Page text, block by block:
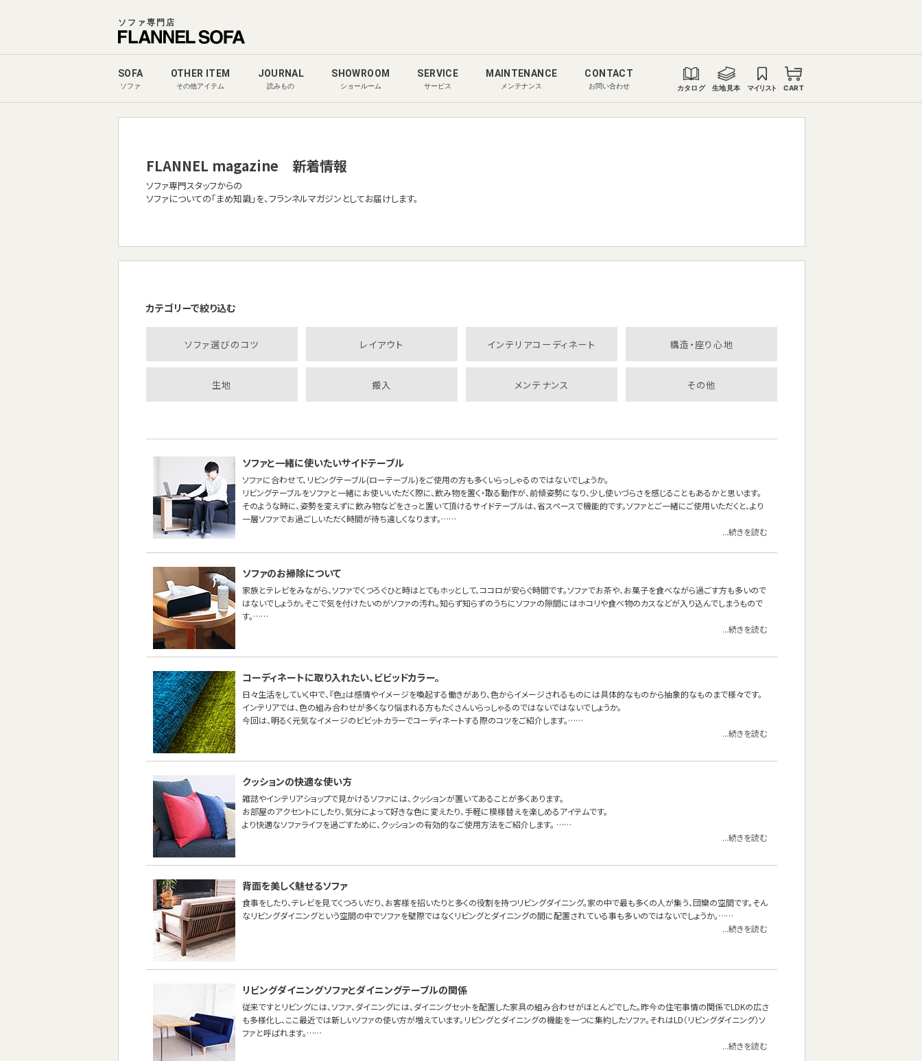
ソファ専門店
SOFA
ソファ
OTHER ITEM
その他アイテム
JOURNAL
読みもの
SHOWROOM
ショールーム
SERVICE
サービス
MAINTENANCE
メンテナンス
CONTACT
お問い合わせ カタログ 生地見本 マイリスト CART
FLANNEL magazine 新着情報
ソファ専門スタッフからの
ソファについての「まめ知識」を、フランネルマガジンとしてお届けします。
カテゴリーで絞り込む
ソファ選びのコツ レイアウト インテリアコーディネート 構造・座り心地
生地 搬入 メンテナンス その他
ソファと一緒に使いたいサイドテーブル
ソファに合わせて、リビングテーブル(ローテーブル)をご使用の方も多くいらっしゃるのではないでしょうか。
リビングテーブルをソファと一緒にお使いいただく際に、飲み物を置く・取る動作が、前傾姿勢になり、少し使いづらさを感じることもあるかと思います。
そのような時に、姿勢を変えずに飲み物などをさっと置いて頂けるサイドテーブルは、省スペースで機能的です。ソファとご一緒にご使用いただくと、より
一層ソファでお過ごしいただく時間が待ち遠しくなります。……
...続きを読む
ソファのお掃除について
家族とテレビをみながら、ソファでくつろぐひと時はとてもホッとして、ココロが安らぐ時間です。ソファでお茶や、お菓子を食べながら過ごす方も多いので
はないでしょうか。そこで気を付けたいのがソファの汚れ。知らず知らずのうちにソファの隙間にはホコリや食べ物のカスなどが入り込んでしまうもので
す。……
...続きを読む
コーディネートに取り入れたい、ビビッドカラー。
日々生活をしていく中で、『色』は感情やイメージを喚起する働きがあり、色からイメージされるものには具体的なものから抽象的なものまで様々です。
インテリアでは、色の組み合わせが多くなり悩まれる方もたくさんいらっしゃるのではないではないでしょうか。
今回は、明るく元気なイメージのビビットカラーでコーディネートする際のコツをご紹介します。……
...続きを読む
クッションの快適な使い方
雑誌やインテリアショップで見かけるソファには、クッションが置いてあることが多くあります。
お部屋のアクセントにしたり、気分によって好きな色に変えたり、手軽に模様替えを楽しめるアイテムです。
より快適なソファライフを過ごすために、クッションの有効的なご使用方法をご紹介します。 ……
...続きを読む
背面を美しく魅せるソファ
食事をしたり、テレビを見てくつろいだり、お客様を招いたりと多くの役割を持つリビングダイニング。家の中で最も多くの人が集う、団欒の空間です。そん
なリビングダイニングという空間の中でソファを壁際ではなくリビングとダイニングの間に配置されている事も多いのではないでしょうか。……
...続きを読む
リビングダイニングソファとダイニングテーブルの関係
従来ですとリビングには、ソファ、ダイニングには、ダイニングセットを配置した家具の組み合わせがほとんどでした。昨今の住宅事情の関係でLDKの広さ
も多様化し、ここ最近では新しいソファの使い方が増えています。リビングとダイニングの機能を一つに集約したソファ。それはLD（リビングダイニング）ソ
ファと呼ばれます。……
...続きを読む